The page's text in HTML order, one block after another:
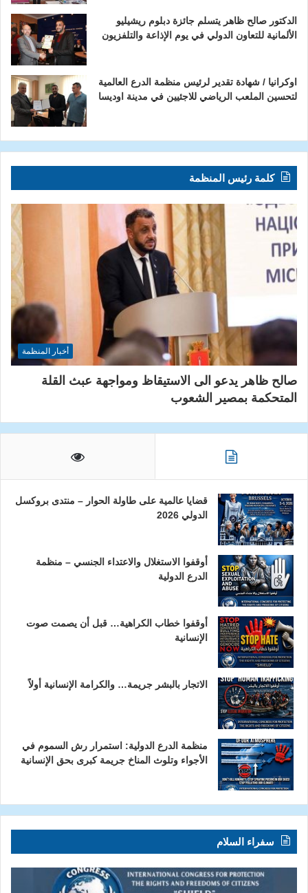
الدكتور صالح ظاهر يتسلم جائزة دبلوم ريشيليو
الألمانية للتعاون الدولي في يوم الإذاعة والتلفزيون
اوكرانيا / شهادة تقدير لرئيس منظمة الدرع العالمية
لتحسين الملعب الرياضي للاجئيين في مدينة اوديسا
كلمة رئيس المنظمة
أخبار المنظمة
صالح ظاهر يدعو الى الاستيقاظ ومواجهة عبث القلة
المتحكمة بمصير الشعوب
قضايا عالمية على طاولة الحوار – منتدى بروكسل
الدولي 2026
أوقفوا الاستغلال والاعتداء الجنسي – منظمة
الدرع الدولية
أوقفوا خطاب الكراهية… قبل أن يصمت صوت
الإنسانية
الاتجار بالبشر جريمة… والكرامة الإنسانية أولاً
منظمة الدرع الدولية: استمرار رش السموم في
الأجواء وتلوث المناخ جريمة كبرى بحق الإنسانية
سفراء السلام